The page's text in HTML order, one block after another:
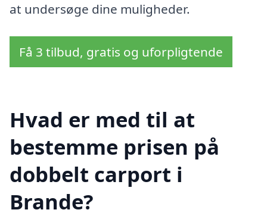
at undersøge dine muligheder.
Få 3 tilbud, gratis og uforpligtende
Hvad er med til at
bestemme prisen på
dobbelt carport i
Brande?